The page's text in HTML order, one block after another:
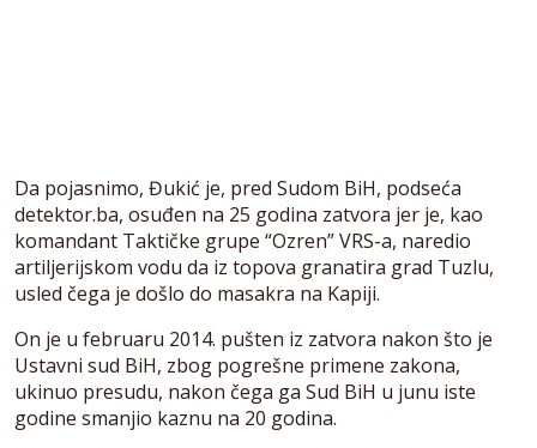
Da pojasnimo, Đukić je, pred Sudom BiH, podseća
detektor.ba, osuđen na 25 godina zatvora jer je, kao
komandant Taktičke grupe “Ozren” VRS-a, naredio
artiljerijskom vodu da iz topova granatira grad Tuzlu,
usled čega je došlo do masakra na Kapiji.
On je u februaru 2014. pušten iz zatvora nakon što je
Ustavni sud BiH, zbog pogrešne primene zakona,
ukinuo presudu, nakon čega ga Sud BiH u junu iste
godine smanjio kaznu na 20 godina.